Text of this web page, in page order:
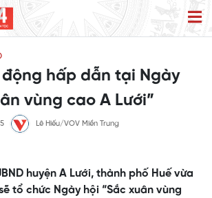
hấp dẫn tại Ngày
vùng cao A Lưới”
Lê Hiếu/VOV Miền Trung
huyện A Lưới, thành phố Huế vừa
tổ chức Ngày hội “Sắc xuân vùng